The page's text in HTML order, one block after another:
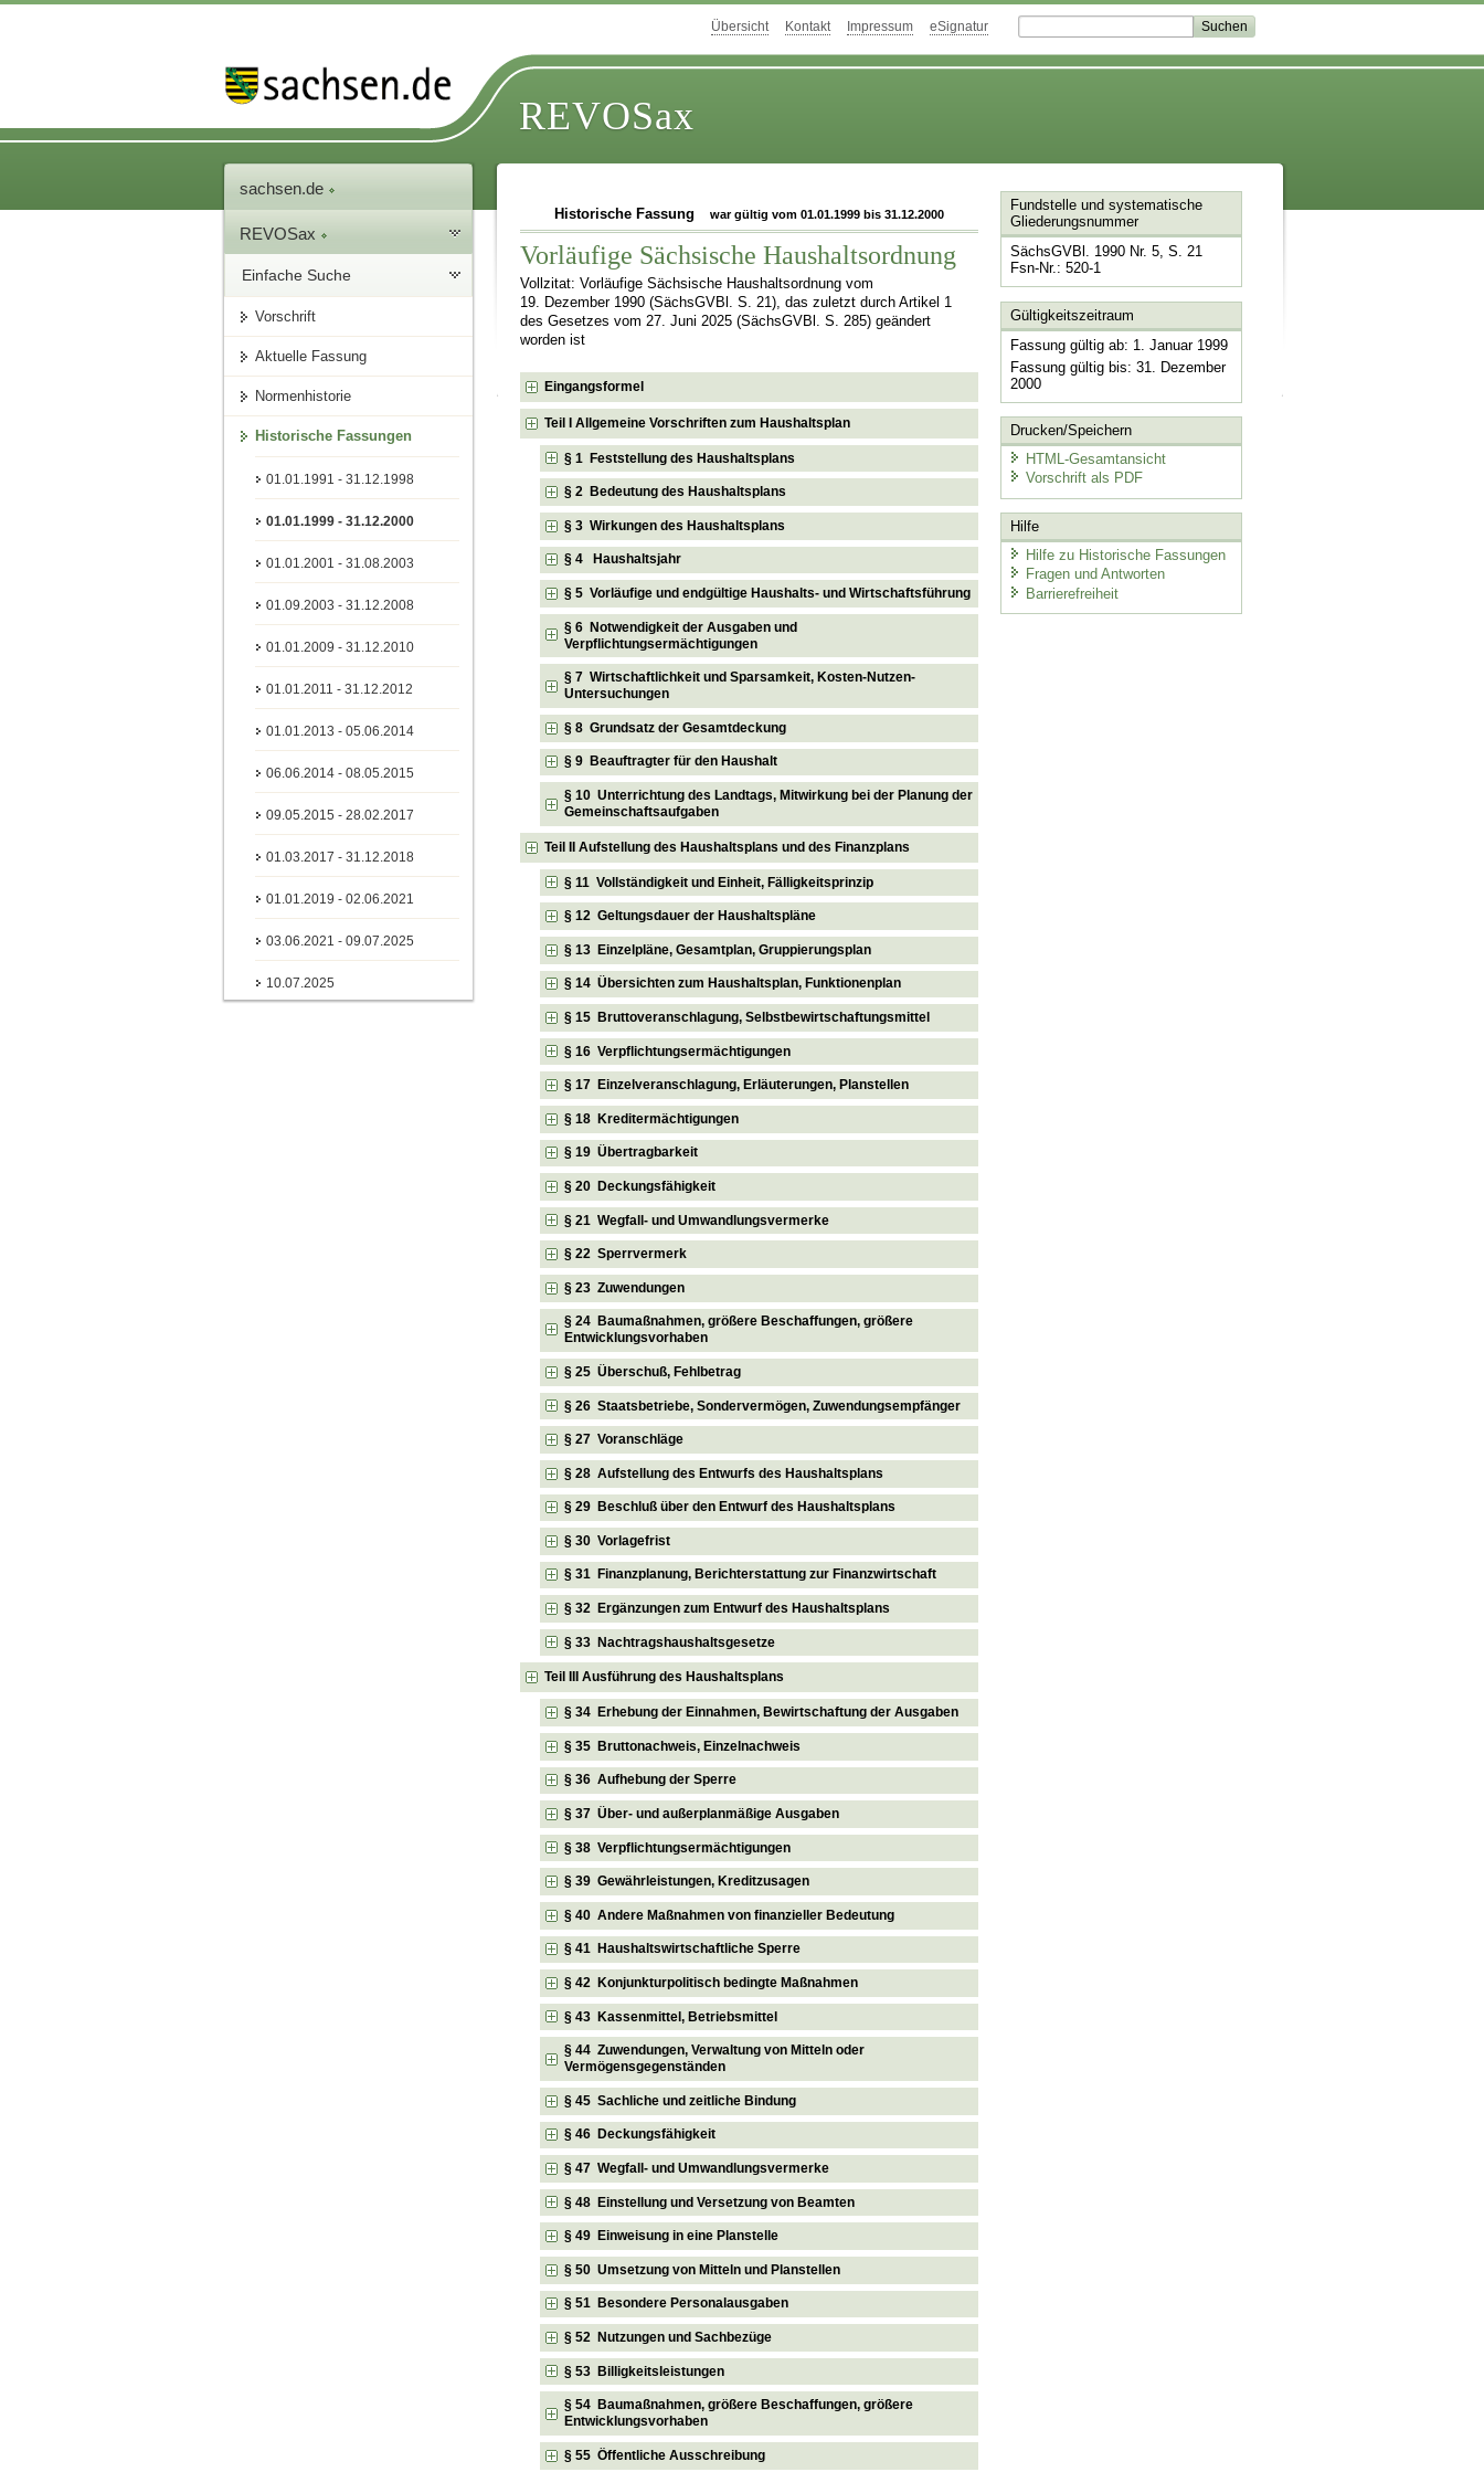
Übersicht Kontakt Impressum eSignatur
REVOSax
sachsen.de
REVOSax
Einfache Suche
Vorschrift
Aktuelle Fassung
Normenhistorie
Historische Fassungen
01.01.1991 - 31.12.1998
01.01.1999 - 31.12.2000
01.01.2001 - 31.08.2003
01.09.2003 - 31.12.2008
01.01.2009 - 31.12.2010
01.01.2011 - 31.12.2012
01.01.2013 - 05.06.2014
06.06.2014 - 08.05.2015
09.05.2015 - 28.02.2017
01.03.2017 - 31.12.2018
01.01.2019 - 02.06.2021
03.06.2021 - 09.07.2025
10.07.2025
Historische Fassung war gültig vom 01.01.1999 bis 31.12.2000
Vorläufige Sächsische Haushaltsordnung
Vollzitat: Vorläufige Sächsische Haushaltsordnung vom
19. Dezember 1990 (SächsGVBl. S. 21), das zuletzt durch Artikel 1
des Gesetzes vom 27. Juni 2025 (SächsGVBl. S. 285) geändert
worden ist
Eingangsformel
Teil I Allgemeine Vorschriften zum Haushaltsplan
§ 1 Feststellung des Haushaltsplans
§ 2 Bedeutung des Haushaltsplans
§ 3 Wirkungen des Haushaltsplans
§ 4 Haushaltsjahr
§ 5 Vorläufige und endgültige Haushalts- und Wirtschaftsführung
§ 6 Notwendigkeit der Ausgaben und
Verpflichtungsermächtigungen
§ 7 Wirtschaftlichkeit und Sparsamkeit, Kosten-Nutzen-
Untersuchungen
§ 8 Grundsatz der Gesamtdeckung
§ 9 Beauftragter für den Haushalt
§ 10 Unterrichtung des Landtags, Mitwirkung bei der Planung der
Gemeinschaftsaufgaben
Teil II Aufstellung des Haushaltsplans und des Finanzplans
§ 11 Vollständigkeit und Einheit, Fälligkeitsprinzip
§ 12 Geltungsdauer der Haushaltspläne
§ 13 Einzelpläne, Gesamtplan, Gruppierungsplan
§ 14 Übersichten zum Haushaltsplan, Funktionenplan
§ 15 Bruttoveranschlagung, Selbstbewirtschaftungsmittel
§ 16 Verpflichtungsermächtigungen
§ 17 Einzelveranschlagung, Erläuterungen, Planstellen
§ 18 Kreditermächtigungen
§ 19 Übertragbarkeit
§ 20 Deckungsfähigkeit
§ 21 Wegfall- und Umwandlungsvermerke
§ 22 Sperrvermerk
§ 23 Zuwendungen
§ 24 Baumaßnahmen, größere Beschaffungen, größere
Entwicklungsvorhaben
§ 25 Überschuß, Fehlbetrag
§ 26 Staatsbetriebe, Sondervermögen, Zuwendungsempfänger
§ 27 Voranschläge
§ 28 Aufstellung des Entwurfs des Haushaltsplans
§ 29 Beschluß über den Entwurf des Haushaltsplans
§ 30 Vorlagefrist
§ 31 Finanzplanung, Berichterstattung zur Finanzwirtschaft
§ 32 Ergänzungen zum Entwurf des Haushaltsplans
§ 33 Nachtragshaushaltsgesetze
Teil III Ausführung des Haushaltsplans
§ 34 Erhebung der Einnahmen, Bewirtschaftung der Ausgaben
§ 35 Bruttonachweis, Einzelnachweis
§ 36 Aufhebung der Sperre
§ 37 Über- und außerplanmäßige Ausgaben
§ 38 Verpflichtungsermächtigungen
§ 39 Gewährleistungen, Kreditzusagen
§ 40 Andere Maßnahmen von finanzieller Bedeutung
§ 41 Haushaltswirtschaftliche Sperre
§ 42 Konjunkturpolitisch bedingte Maßnahmen
§ 43 Kassenmittel, Betriebsmittel
§ 44 Zuwendungen, Verwaltung von Mitteln oder
Vermögensgegenständen
§ 45 Sachliche und zeitliche Bindung
§ 46 Deckungsfähigkeit
§ 47 Wegfall- und Umwandlungsvermerke
§ 48 Einstellung und Versetzung von Beamten
§ 49 Einweisung in eine Planstelle
§ 50 Umsetzung von Mitteln und Planstellen
§ 51 Besondere Personalausgaben
§ 52 Nutzungen und Sachbezüge
§ 53 Billigkeitsleistungen
§ 54 Baumaßnahmen, größere Beschaffungen, größere
Entwicklungsvorhaben
§ 55 Öffentliche Ausschreibung
Fundstelle und systematische
Gliederungsnummer
SächsGVBl. 1990 Nr. 5, S. 21
Fsn-Nr.: 520-1
Gültigkeitszeitraum
Fassung gültig ab: 1. Januar 1999
Fassung gültig bis: 31. Dezember
2000
Drucken/Speichern
HTML-Gesamtansicht
Vorschrift als PDF
Hilfe
Hilfe zu Historische Fassungen
Fragen und Antworten
Barrierefreiheit